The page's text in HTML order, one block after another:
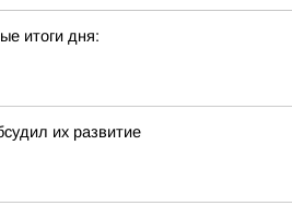
итоги дня:
их развитие